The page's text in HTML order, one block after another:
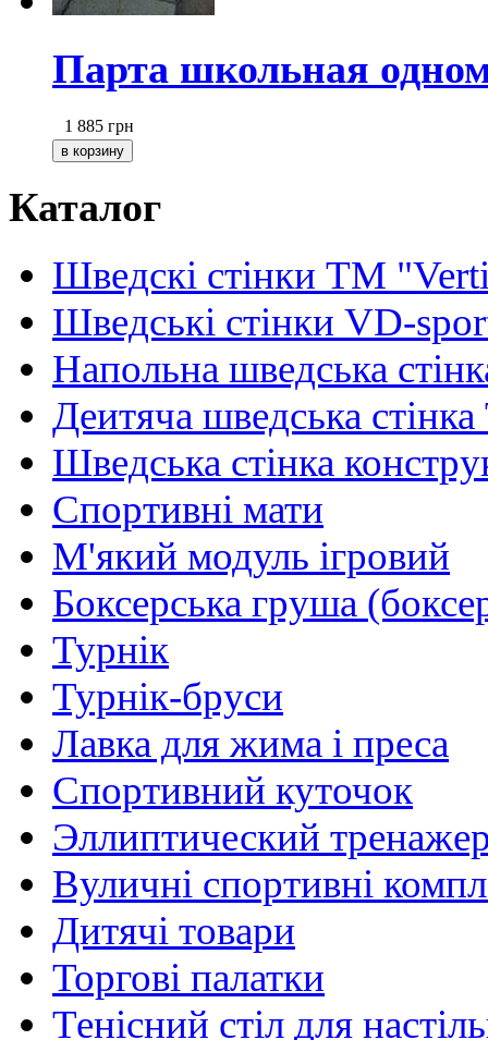
Парта школьная
1 885 грн
Каталог
Шведскі стінки TM
Шведські стінки VD-
Напольна шведська
Деитяча шведська
Шведська стінка
Спортивні мати
М'який модуль ігровий
Боксерська груша
Турнік
Турнік-бруси
Лавка для жима і преса
Спортивний куточок
Эллиптический
Вуличні спортивні
Дитячі товари
Торгові палатки
Тенісний стіл для